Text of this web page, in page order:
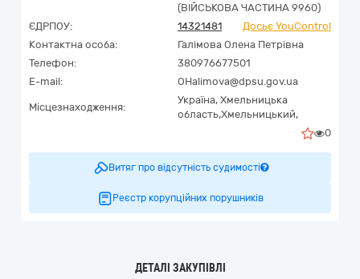
(ВІЙСЬКОВА ЧАСТИНА 9960)
ЄДРПОУ:
14321481
Досьє YouControl
Контактна особа:
Галімова Олена Петрівна
Телефон:
380976677501
E-mail:
OHalimova@dpsu.gov.ua
Місцезнаходження:
Україна, Хмельницька
область,Хмельницький,
0
Витяг про відсутність судимості
Реєстр корупційних порушників
ДЕТАЛІ ЗАКУПІВЛІ